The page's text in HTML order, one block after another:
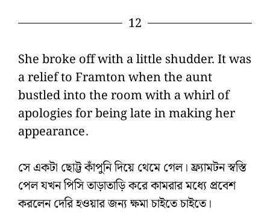
12
She broke off with a little shudder. It was
a relief to Framton when the aunt
bustled into the room with a whirl of
apologies for being late in making her
appearance.
সে একটা ছোট্ট কাঁপুনি দিয়ে থেমে গেল। ফ্র্যামটন স্বস্তি
পেল যখন পিসি তাড়াতাড়ি করে কামরার মধ্যে প্রবেশ
করলেন দেরি হওয়ার জন্য ক্ষমা চাইতে চাইতে।